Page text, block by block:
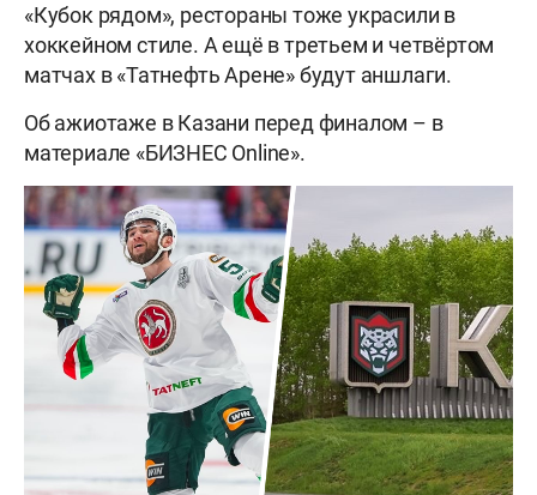
«Кубок рядом», рестораны тоже украсили в
хоккейном стиле. А ещë в третьем и четвëртом
матчах в «Татнефть Арене» будут аншлаги.
Об ажиотаже в Казани перед финалом – в
материале «БИЗНЕС Online».